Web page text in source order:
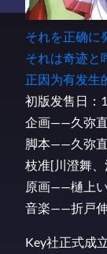
それを正确に
それは奇迹と
正因为有发生
初版发售日：
企画——久弥
脚本——久弥
枝准[川澄舞
原画——樋上
音楽——折戸伸
Key社正式成